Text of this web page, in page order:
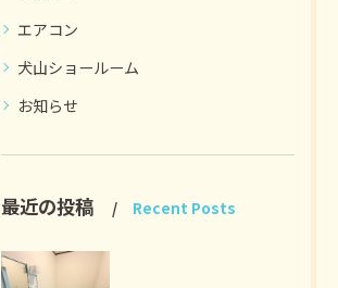
エアコン
犬山ショールーム
お知らせ
最近の投稿 Recent Posts